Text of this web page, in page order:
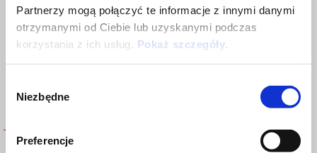
Partnerzy mogą połączyć te informacje z innymi danymi
otrzymanymi od Ciebie lub uzyskanymi podczas
korzystania z ich usług. Pokaż szczegóły
zgody
Niezbędne
Preferencje
TECH UNDERWEAR TOP